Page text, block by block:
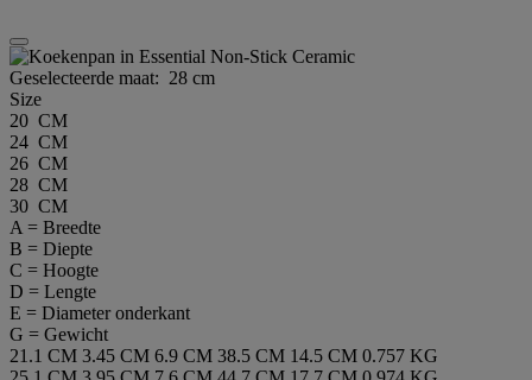
Geselecteerde maat: 28 cm
Size
20 CM
24 CM
26 CM
28 CM
30 CM
A = Breedte
B = Diepte
C = Hoogte
D = Lengte
E = Diameter onderkant
G = Gewicht
21.1 CM 3.45 CM 6.9 CM 38.5 CM 14.5 CM 0.757 KG